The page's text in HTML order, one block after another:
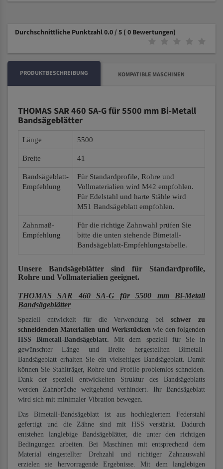
Durchschnittliche Punktzahl 0.0 / 5 ( 0 Bewertungen)
PRODUKTBESCHREIBUNG KOMPATIBLE MASCHINEN
THOMAS SAR 460 SA-G für 5500 mm Bi-Metall
Bandsägeblätter
Länge 5500
Breite 41
Bandsägeblatt-
Empfehlung
Für Standardprofile, Rohre und
Vollmaterialien wird M42 empfohlen.
Für Edelstahl und harte Stähle wird
M51 Bandsägeblatt empfohlen.
Zahnmaß-
Empfehlung
Für die richtige Zahnwahl prüfen Sie
bitte die unten stehende Bimetall-
Bandsägeblatt-Empfehlungstabelle.
Unsere Bandsägeblätter sind für Standardprofile,
Rohre und Vollmaterialien geeignet.
THOMAS SAR 460 SA-G für 5500 mm Bi-Metall
Bandsägeblätter
Speziell entwickelt für die Verwendung beischwer zu
schneidenden Materialien und Werkstücken wie den folgenden
HSS Bimetall-Bandsägeblatt. Mit dem speziell für Sie in
gewünschter Länge und Breite hergestellten Bimetall-
Bandsägeblatt erhalten Sie ein vielseitiges Bandsägeblatt. Damit
können Sie Stahlträger, Rohre und Profile problemlos schneiden.
Dank der speziell entwickelten Struktur des Bandsägeblatts
werden Zahnbrüche weitgehend verhindert. Ihr Bandsägeblatt
wird sich mit minimaler Vibration bewegen.
Das Bimetall-Bandsägeblatt ist aus hochlegiertem Federstahl
gefertigt und die Zähne sind mit HSS verstärkt. Dadurch
entstehen langlebige Bandsägeblätter, die unter den richtigen
Bedingungen arbeiten. Bei Maschinen mit entsprechend dem
Material eingestellter Drehzahl und richtiger Zahnauswahl
erzielen sie hervorragende Ergebnisse. Mit dem langlebigen